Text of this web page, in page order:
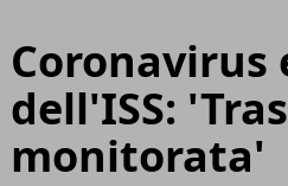
Coronavirus
dell'ISS:
monitorata'